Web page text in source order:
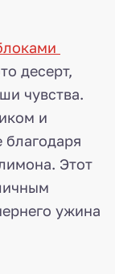
десерт,
чувства.
и
благодаря
Этот
ужина